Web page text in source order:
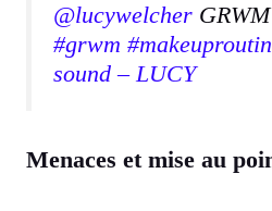
@lucywelcher
#grwm
sound – LUCY
Menaces et mise au